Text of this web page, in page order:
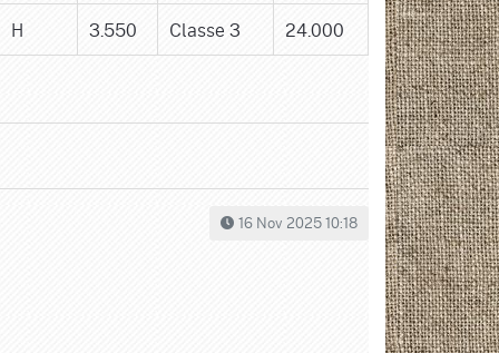
H
3.550 Classe 3 24.000
16 Nov 2025 10:18